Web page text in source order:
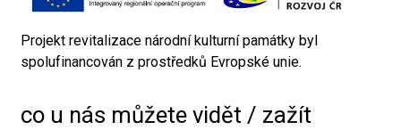
Projekt revitalizace národní kulturní památky byl
spolufinancován z prostředků Evropské unie.
co u nás můžete vidět / zažít